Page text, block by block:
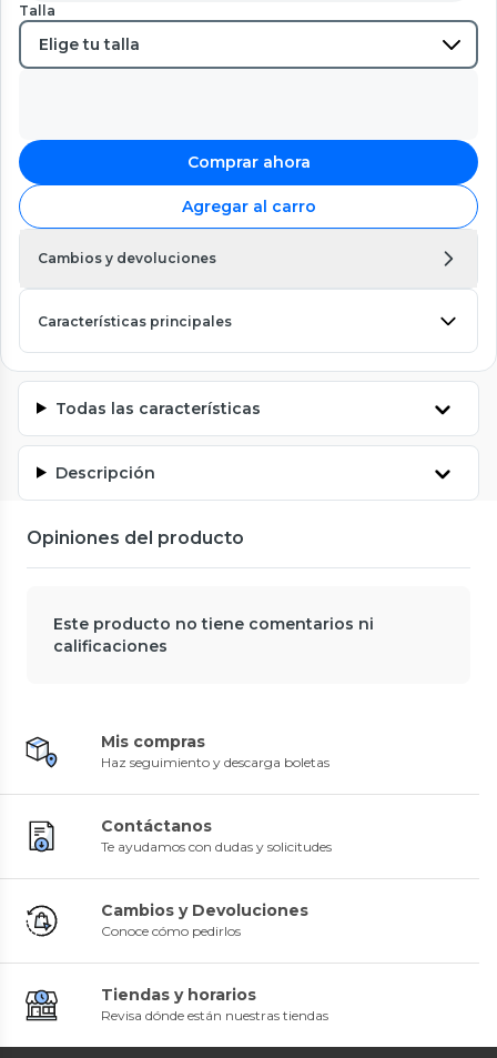
Talla
Comprar ahora
Agregar al carro
Cambios y devoluciones
Características principales
Todas las características
Descripción
Opiniones del producto
Este producto no tiene comentarios ni
calificaciones
Mis compras
Haz seguimiento y descarga boletas
Contáctanos
Te ayudamos con dudas y solicitudes
Cambios y Devoluciones
Conoce cómo pedirlos
Tiendas y horarios
Revisa dónde están nuestras tiendas